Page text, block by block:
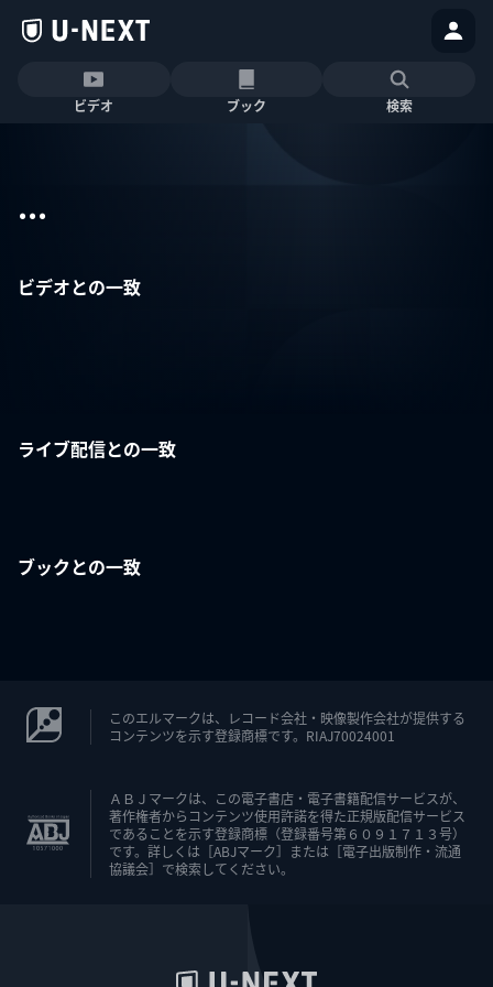
ビデオ ブック 検索
...
ビデオとの一致
ライブ配信との一致
ブックとの一致
このエルマークは、レコード会社・映像製作会社が提供する
コンテンツを示す登録商標です。RIAJ70024001
ＡＢＪマークは、この電子書店・電子書籍配信サービスが、
著作権者からコンテンツ使用許諾を得た正規版配信サービス
であることを示す登録商標（登録番号第６０９１７１３号）
です。詳しくは［ABJマーク］または［電子出版制作・流通
協議会］で検索してください。